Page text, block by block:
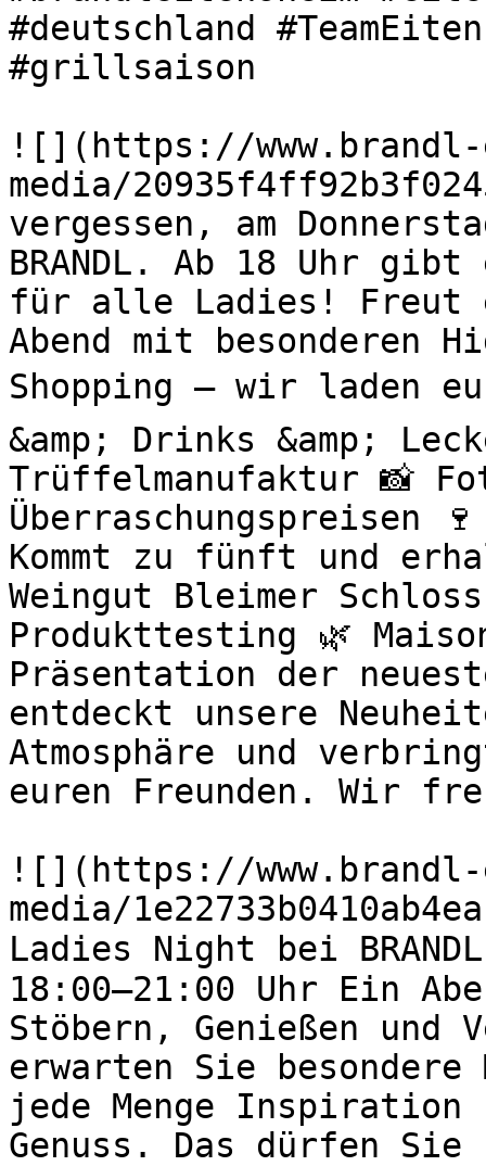
#deutschland
#grillsaison
![](https://
media/
vergessen, am
BRANDL. Ab 18 Uhr
für alle Ladies! Freut
Abend mit besonderen
Shopping – wir laden
&amp; Drinks &amp;
Trüffelmanufaktur 📸
Überraschungspreisen
Kommt zu fünft und
Weingut Bleimer
Produkttesting 🌿
Präsentation der
entdeckt unsere
Atmosphäre und
euren Freunden. Wir
![](https://
media/
Ladies Night bei
18:00–21:00 Uhr Ein
Stöbern, Genießen und
erwarten Sie besondere
jede Menge
Genuss. Das dürfen